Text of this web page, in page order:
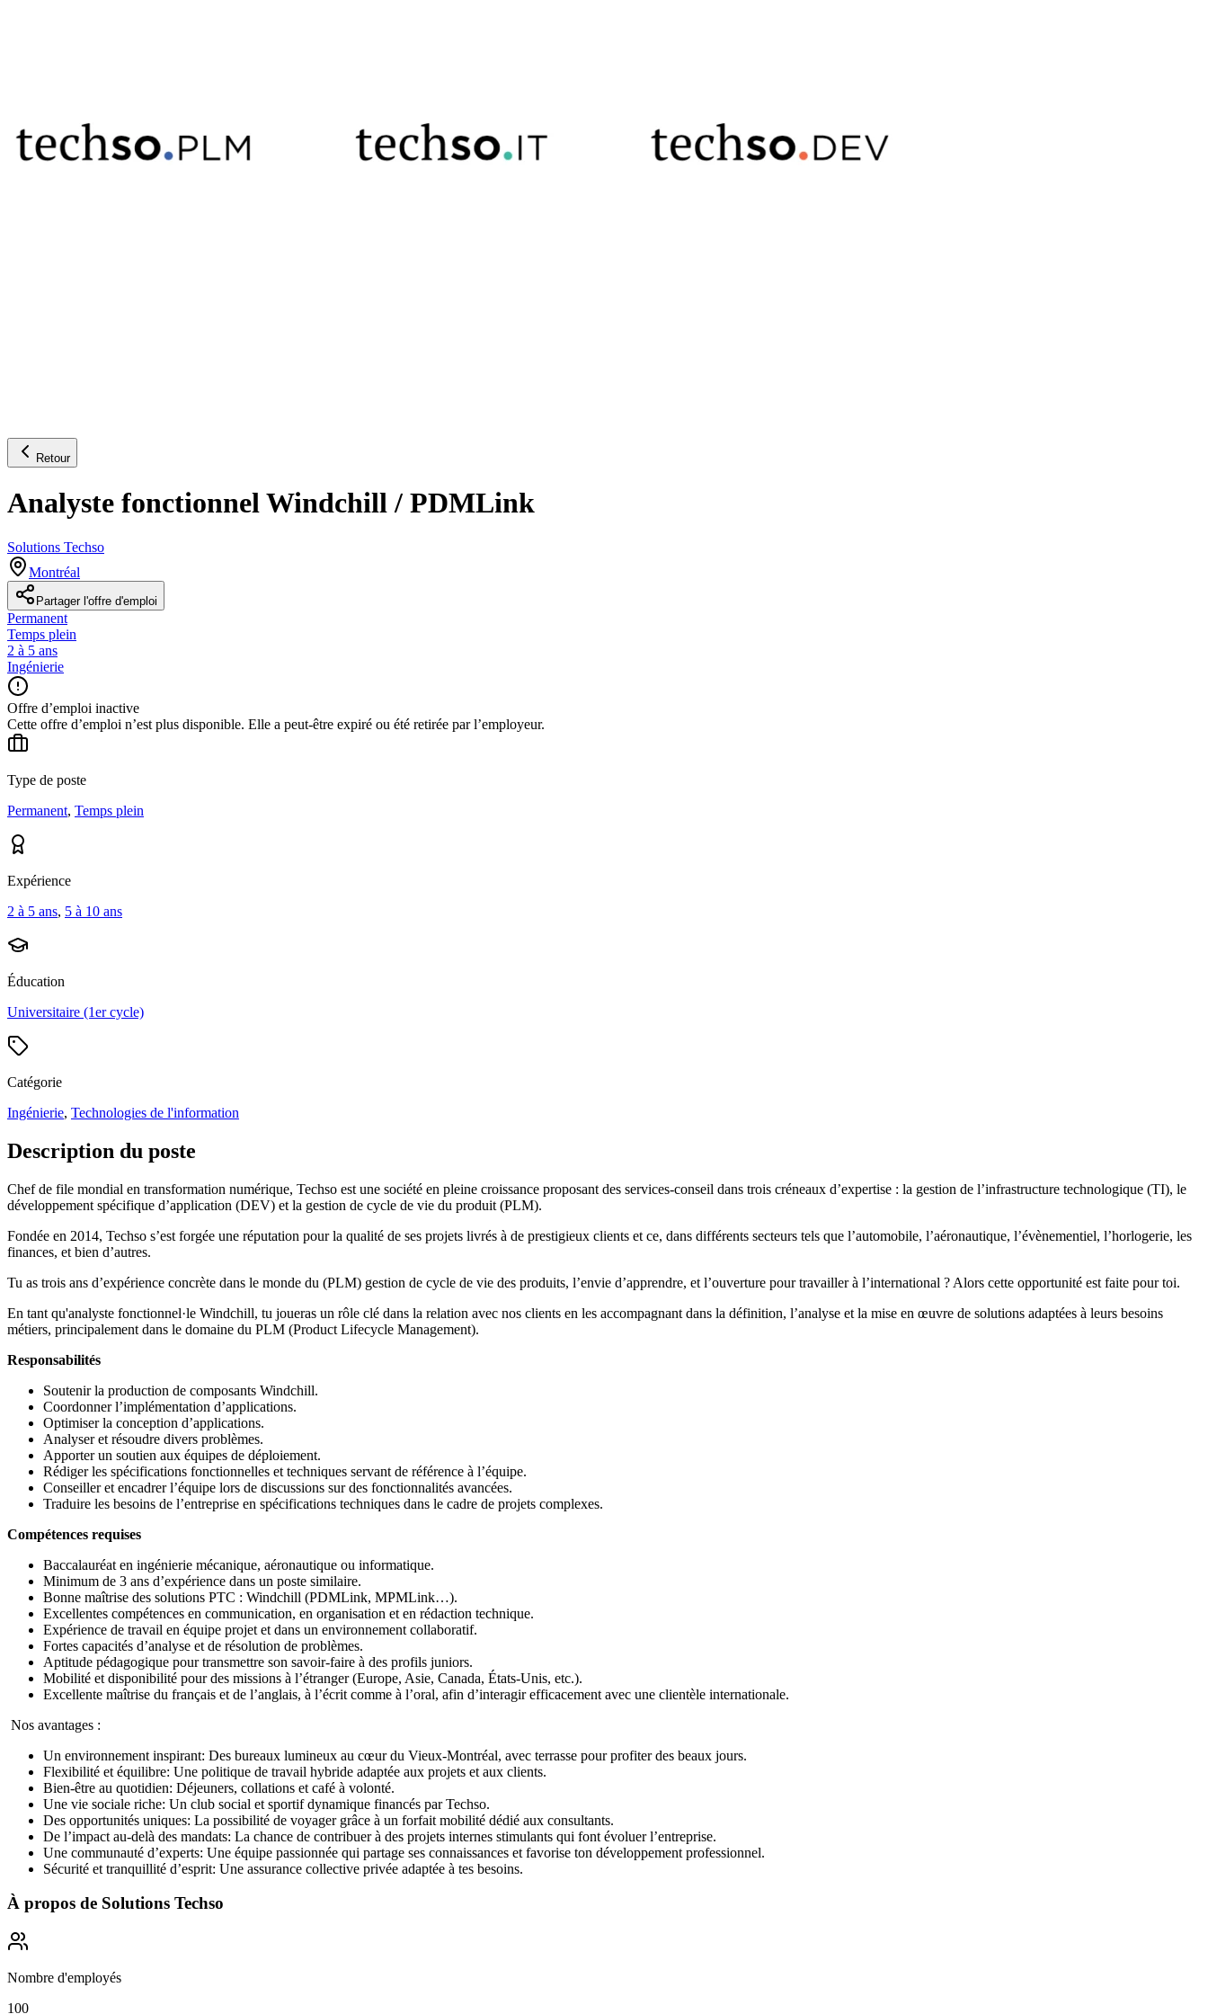
Retour
Analyste fonctionnel Windchill / PDMLink
Solutions Techso
Montréal
Partager l'offre d'emploi
Permanent
Temps plein
2 à 5 ans
Ingénierie
Offre d’emploi inactive
Cette offre d’emploi n’est plus disponible. Elle a peut-être expiré ou été retirée par l’employeur.
Type de poste
Permanent, Temps plein
Expérience
2 à 5 ans, 5 à 10 ans
Éducation
Universitaire (1er cycle)
Catégorie
Ingénierie, Technologies de l'information
Description du poste
Chef de file mondial en transformation numérique, Techso est une société en pleine croissance proposant des services-conseil dans trois créneaux d’expertise : la gestion de l’infrastructure technologique (TI), le
développement spécifique d’application (DEV) et la gestion de cycle de vie du produit (PLM).
Fondée en 2014, Techso s’est forgée une réputation pour la qualité de ses projets livrés à de prestigieux clients et ce, dans différents secteurs tels que l’automobile, l’aéronautique, l’évènementiel, l’horlogerie, les
finances, et bien d’autres.
Tu as trois ans d’expérience concrète dans le monde du (PLM) gestion de cycle de vie des produits, l’envie d’apprendre, et l’ouverture pour travailler à l’international ? Alors cette opportunité est faite pour toi.
En tant qu'analyste fonctionnel·le Windchill, tu joueras un rôle clé dans la relation avec nos clients en les accompagnant dans la définition, l’analyse et la mise en œuvre de solutions adaptées à leurs besoins
métiers, principalement dans le domaine du PLM (Product Lifecycle Management).
Responsabilités
Soutenir la production de composants Windchill.
Coordonner l’implémentation d’applications.
Optimiser la conception d’applications.
Analyser et résoudre divers problèmes.
Apporter un soutien aux équipes de déploiement.
Rédiger les spécifications fonctionnelles et techniques servant de référence à l’équipe.
Conseiller et encadrer l’équipe lors de discussions sur des fonctionnalités avancées.
Traduire les besoins de l’entreprise en spécifications techniques dans le cadre de projets complexes.
Compétences requises
Baccalauréat en ingénierie mécanique, aéronautique ou informatique.
Minimum de 3 ans d’expérience dans un poste similaire.
Bonne maîtrise des solutions PTC : Windchill (PDMLink, MPMLink…).
Excellentes compétences en communication, en organisation et en rédaction technique.
Expérience de travail en équipe projet et dans un environnement collaboratif.
Fortes capacités d’analyse et de résolution de problèmes.
Aptitude pédagogique pour transmettre son savoir-faire à des profils juniors.
Mobilité et disponibilité pour des missions à l’étranger (Europe, Asie, Canada, États-Unis, etc.).
Excellente maîtrise du français et de l’anglais, à l’écrit comme à l’oral, afin d’interagir efficacement avec une clientèle internationale.
Nos avantages :
Un environnement inspirant: Des bureaux lumineux au cœur du Vieux-Montréal, avec terrasse pour profiter des beaux jours.
Flexibilité et équilibre: Une politique de travail hybride adaptée aux projets et aux clients.
Bien-être au quotidien: Déjeuners, collations et café à volonté.
Une vie sociale riche: Un club social et sportif dynamique financés par Techso.
Des opportunités uniques: La possibilité de voyager grâce à un forfait mobilité dédié aux consultants.
De l’impact au-delà des mandats: La chance de contribuer à des projets internes stimulants qui font évoluer l’entreprise.
Une communauté d’experts: Une équipe passionnée qui partage ses connaissances et favorise ton développement professionnel.
Sécurité et tranquillité d’esprit: Une assurance collective privée adaptée à tes besoins.
À propos de Solutions Techso
Nombre d'employés
100